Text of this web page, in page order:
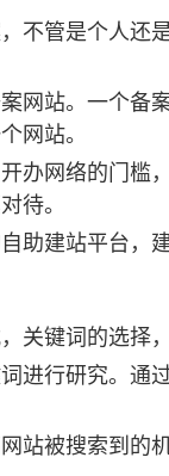
不管是个人还
网站。一个备
网站。
办网络的门槛
待。
助建站平台，
关键词的选择
进行研究。通
站被搜索到的机